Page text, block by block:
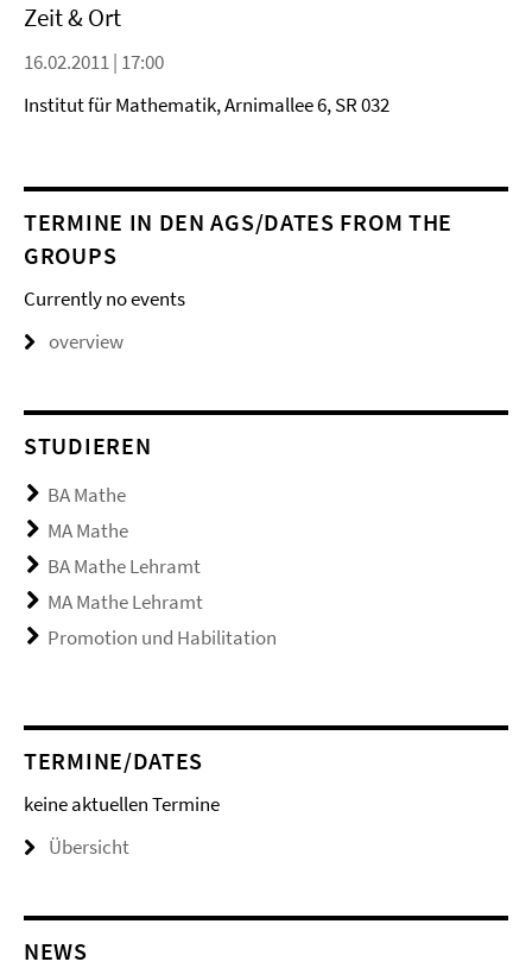
Zeit & Ort
16.02.2011 | 17:00
Institut für Mathematik, Arnimallee 6, SR 032
TERMINE IN DEN AGS/DATES FROM THE
GROUPS
Currently no events
overview
STUDIEREN
BA Mathe
MA Mathe
BA Mathe Lehramt
MA Mathe Lehramt
Promotion und Habilitation
TERMINE/DATES
keine aktuellen Termine
Übersicht
NEWS